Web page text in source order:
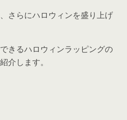
さらにハロウィンを盛り上げ
きるハロウィンラッピングの
介します。